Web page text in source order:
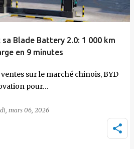
Blade Battery 2.0: 1 000 km
en 9 minutes
sur le marché chinois, BYD
pour…
mars 06, 2026